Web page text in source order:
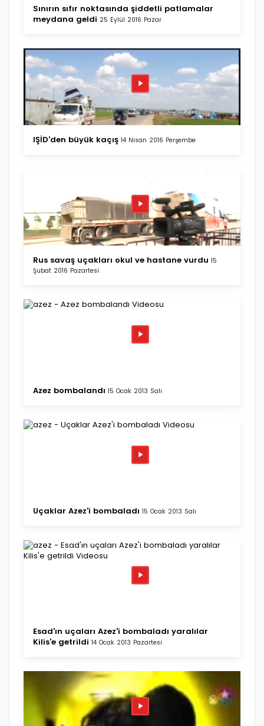
Sınırın sıfır noktasında şiddetli patlamalar
meydana geldi 25 Eylül 2016 Pazar
IŞİD'den büyük kaçış 14 Nisan 2016 Perşembe
Rus savaş uçakları okul ve hastane vurdu 15
Şubat 2016 Pazartesi
Azez bombalandı 15 Ocak 2013 Salı
Uçaklar Azez'i bombaladı 15 Ocak 2013 Salı
Esad'ın uçaları Azez'i bombaladı yaralılar
Kilis'e getrildi 14 Ocak 2013 Pazartesi